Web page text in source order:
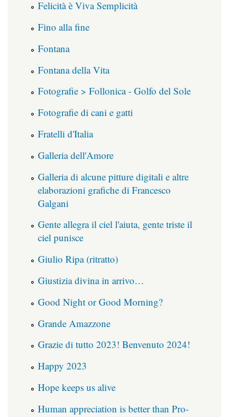
Felicità è Viva Semplicità
Fino alla fine
Fontana
Fontana della Vita
Fotografie > Follonica - Golfo del Sole
Fotografie di cani e gatti
Fratelli d'Italia
Galleria dell'Amore
Galleria di alcune pitture digitali e altre
elaborazioni grafiche di Francesco
Galgani
Gente allegra il ciel l'aiuta, gente triste il
ciel punisce
Giulio Ripa (ritratto)
Giustizia divina in arrivo…
Good Night or Good Morning?
Grande Amazzone
Grazie di tutto 2023! Benvenuto 2024!
Happy 2023
Hope keeps us alive
Human appreciation is better than Pro-